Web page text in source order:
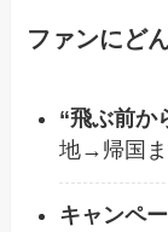
ファンにど
“飛ぶ前か
地→帰国ま
キャンペ